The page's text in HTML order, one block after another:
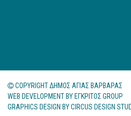
COPYRIGHT ΔΗΜΟΣ ΑΓΙΑΣ ΒΑΡΒΑΡΑΣ
WEB DEVELOPMENT BY ΕΓΚΡΙΤΟΣ GROUP
GRAPHICS DESIGN BYCIRCUS DESIGN